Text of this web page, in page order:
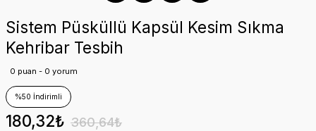
Sistem Püsküllü Kapsül Kesim Sıkma
Kehribar Tesbih
0 puan - 0 yorum
%50 İndirimli
180,32₺ 360,64₺